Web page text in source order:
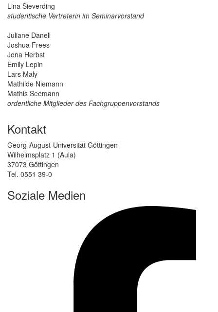
Lina Sieverding
studentische Vertreterin im Seminarvorstand
Juliane Danell
Joshua Frees
Jona Herbst
Emily Lepin
Lars Maly
Mathilde Niemann
Mathis Seemann
ordentliche Mitglieder des Fachgruppenvorstands
Kontakt
Georg-August-Universität Göttingen
Wilhelmsplatz 1 (Aula)
37073 Göttingen
Tel. 0551 39-0
Soziale Medien